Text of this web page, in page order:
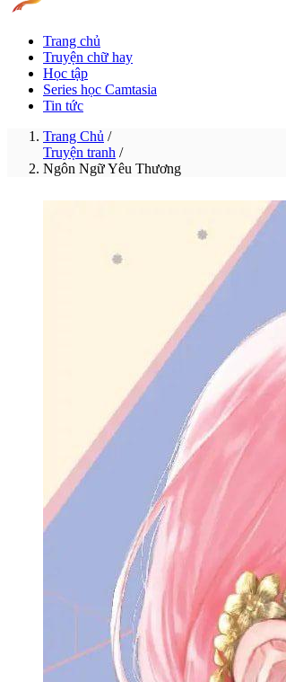
Trang chủ
Truyện chữ hay
Học tập
Series học Camtasia
Tin tức
Trang Chủ /
Truyện tranh /
Ngôn Ngữ Yêu Thương